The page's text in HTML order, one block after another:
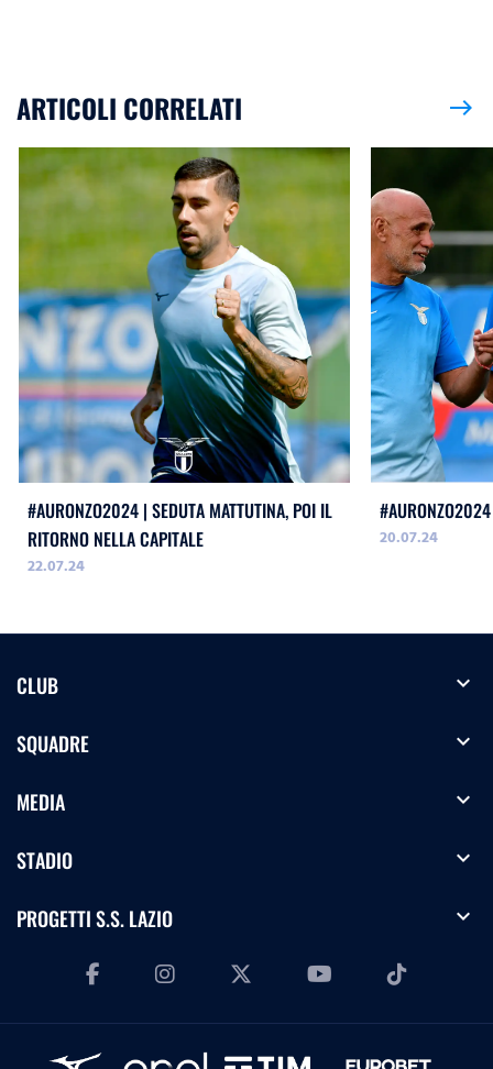
ARTICOLI CORRELATI east
#AURONZO2024 | SEDUTA MATTUTINA, POI IL
RITORNO NELLA CAPITALE
22.07.24
20.07.24
CLUB expand_more
SQUADRE expand_more
MEDIA expand_more
STADIO expand_more
PROGETTI S.S. LAZIO expand_more